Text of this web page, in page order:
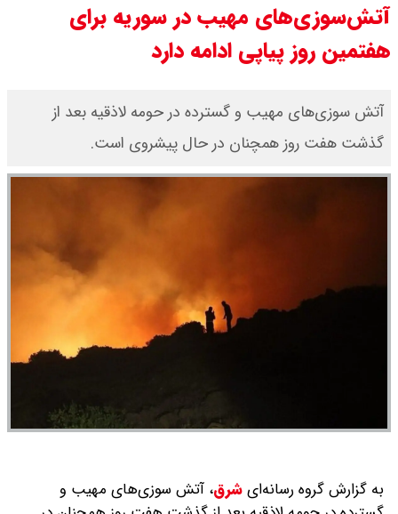
آتش‌سوزی‌های مهیب در سوریه برای
هفتمین روز پیاپی ادامه دارد
آتش سوزی‌های مهیب و گسترده در حومه لاذقیه بعد از
گذشت هفت روز همچنان در حال پیشروی است.
به گزارش گروه رسانه‌ایشرق، آتش سوزی‌های مهیب و